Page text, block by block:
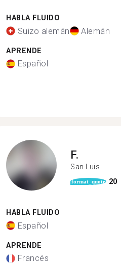
HABLA FLUIDO
Suizo alemán Alemán
APRENDE
Español
F.
San Luis
format_quote 20
HABLA FLUIDO
Español
APRENDE
Francés